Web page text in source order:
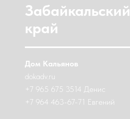
Забайкальский
край
Дом Кальянов
dokadv.ru
+7 965 675 3514 Денис
+7 964 463-67-71 Евгений